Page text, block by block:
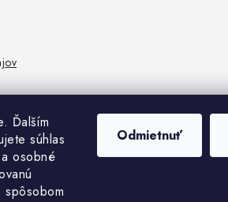
Ďalším
súhlas
osobné
spôsobom
Odmietnuť